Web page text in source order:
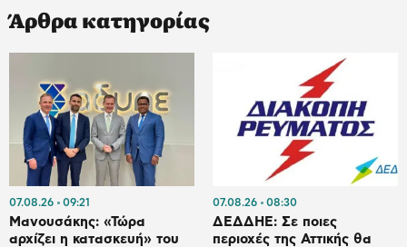
Άρθρα κατηγορίας
07.08.26 09:21
Μανουσάκης: «Τώρα
αρχίζει η κατασκευή» του
07.08.26 08:30
ΔΕΔΔΗΕ: Σε ποιες
περιοχές της Αττικής θα